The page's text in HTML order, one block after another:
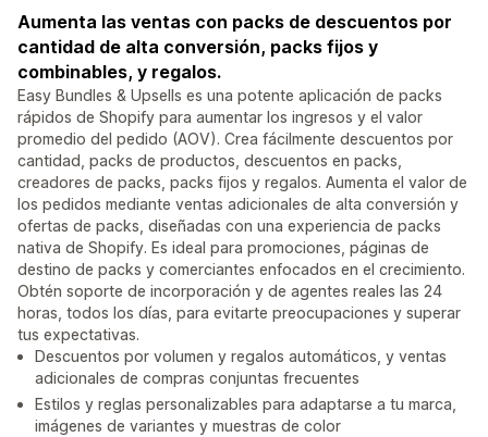
Aumenta las ventas con packs de descuentos por
cantidad de alta conversión, packs fijos y
combinables, y regalos.
Easy Bundles & Upsells es una potente aplicación de packs
rápidos de Shopify para aumentar los ingresos y el valor
promedio del pedido (AOV). Crea fácilmente descuentos por
cantidad, packs de productos, descuentos en packs,
creadores de packs, packs fijos y regalos. Aumenta el valor de
los pedidos mediante ventas adicionales de alta conversión y
ofertas de packs, diseñadas con una experiencia de packs
nativa de Shopify. Es ideal para promociones, páginas de
destino de packs y comerciantes enfocados en el crecimiento.
Obtén soporte de incorporación y de agentes reales las 24
horas, todos los días, para evitarte preocupaciones y superar
tus expectativas.
Descuentos por volumen y regalos automáticos, y ventas
adicionales de compras conjuntas frecuentes
Estilos y reglas personalizables para adaptarse a tu marca,
imágenes de variantes y muestras de color